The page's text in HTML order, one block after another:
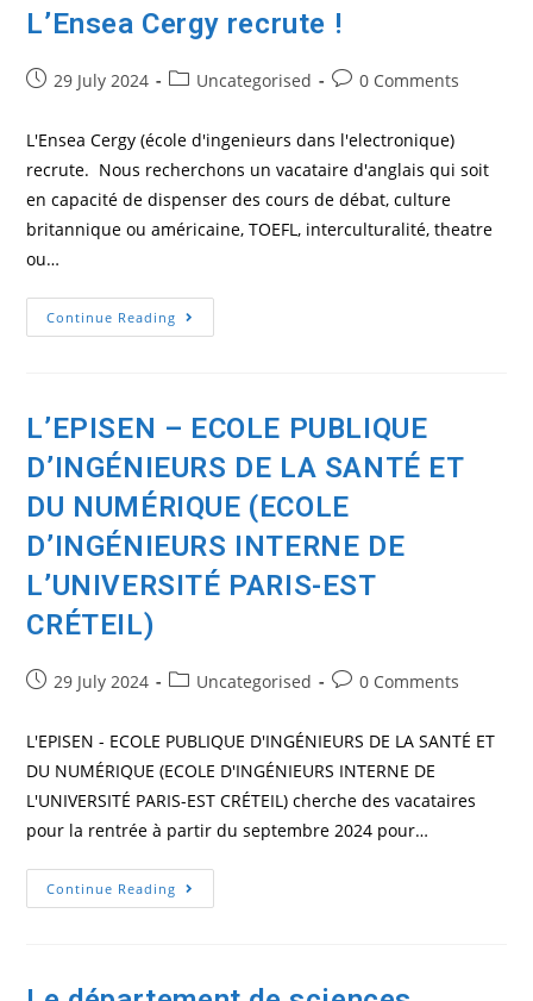
Jean
Moulin
3
Recherche
Vacataires
L’Ensea Cergy recrute !
Post29 July 2024
PostUncategorised
Post0 Comments
L'Ensea Cergy (école d'ingenieurs dans l'electronique)
recrute. Nous recherchons un vacataire d'anglais qui soit
en capacité de dispenser des cours de débat, culture
britannique ou américaine, TOEFL, interculturalité, theatre
ou…
Continue Reading L’Ensea
Cergy
L’EPISEN – ECOLE PUBLIQUE
D’INGÉNIEURS DE LA SANTÉ ET
DU NUMÉRIQUE (ECOLE
D’INGÉNIEURS INTERNE DE
L’UNIVERSITÉ PARIS-EST
CRÉTEIL)
Post29 July 2024
PostUncategorised
Post0 Comments
L'EPISEN - ECOLE PUBLIQUE D'INGÉNIEURS DE LA SANTÉ ET
DU NUMÉRIQUE (ECOLE D'INGÉNIEURS INTERNE DE
L'UNIVERSITÉ PARIS-EST CRÉTEIL) cherche des vacataires
pour la rentrée à partir du septembre 2024 pour…
Continue Reading L’EPISEN
–
LA